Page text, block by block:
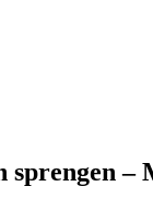
sprengen